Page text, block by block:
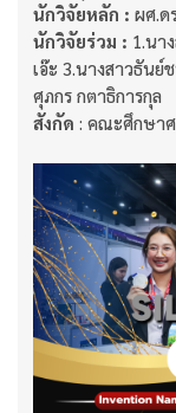
นักวิจัยหลัก : ผศ.ด
นักวิจัยร่วม : 1.นา
เอ๊ะ 3.นางสาวธันย์
ศุภกร กตาธิการกุล
สังกัด : คณะศึกษา